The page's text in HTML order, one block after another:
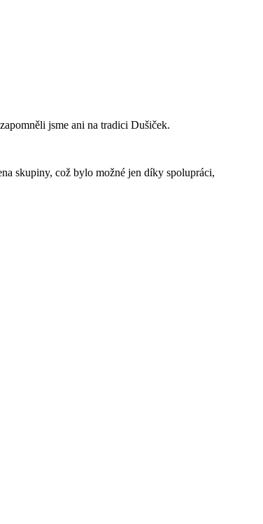
jsme ani na tradici Dušiček.
skupiny, což bylo možné jen díky spolupráci,